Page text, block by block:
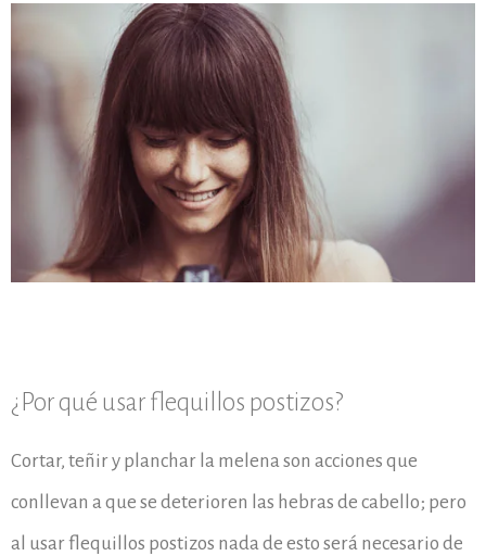
¿Por qué usar flequillos postizos?
Cortar, teñir y planchar la melena son acciones que
conllevan a que se deterioren las hebras de cabello; pero
al usar flequillos postizos nada de esto será necesario de